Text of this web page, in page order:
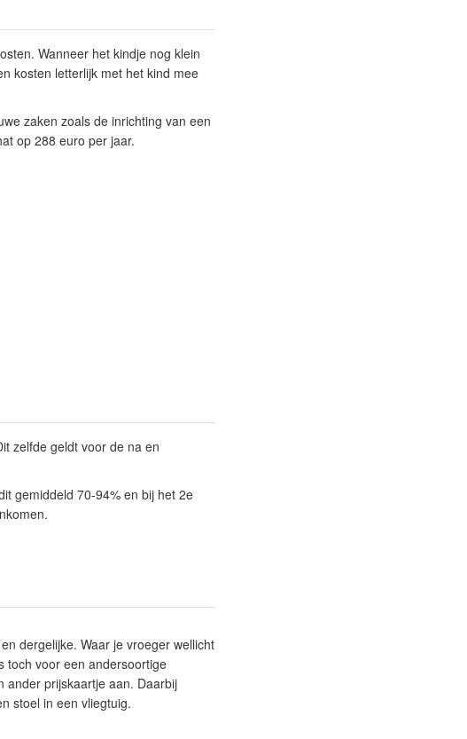
Wanneer het kindje nog klein
kosten letterlijk met het kind mee
zaken zoals de inrichting van een
op 288 euro per jaar.
zelfde geldt voor de na en
gemiddeld 70-94% en bij het 2e
dergelijke. Waar je vroeger wellicht
toch voor een andersoortige
ander prijskaartje aan. Daarbij
stoel in een vliegtuig.